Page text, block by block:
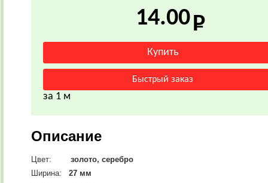
14.00
за 1 м
Описание
Цвет:
золото, серебро
Ширина:
27 мм